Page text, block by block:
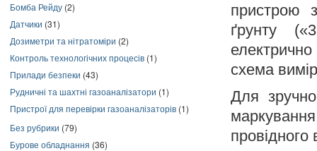
Бомба Рейду (2)
Датчики (31)
Дозиметри та нітратоміри (2)
Контроль технологічних процесів (1)
Прилади безпеки (43)
Рудничні та шахтні газоаналізатори (1)
Пристрої для перевірки газоаналізаторів (1)
Без рубрики (79)
Бурове обладнання (36)
пристрою
ґрунту
схема
Для
провідного